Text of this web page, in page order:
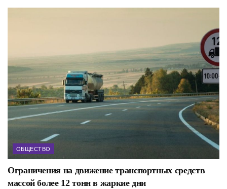
ОБЩЕСТВО
Ограничения на движение транспортных средств
массой более 12 тонн в жаркие дни